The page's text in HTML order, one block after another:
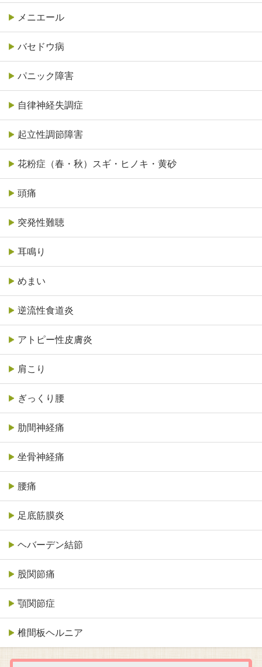
メニエール
バセドウ病
パニック障害
自律神経失調症
起立性調節障害
花粉症（春・秋）スギ・ヒノキ・黄砂
頭痛
突発性難聴
耳鳴り
めまい
逆流性食道炎
アトピー性皮膚炎
肩こり
ぎっくり腰
肋間神経痛
坐骨神経痛
腰痛
足底筋膜炎
ヘバーデン結節
股関節痛
顎関節症
椎間板ヘルニア